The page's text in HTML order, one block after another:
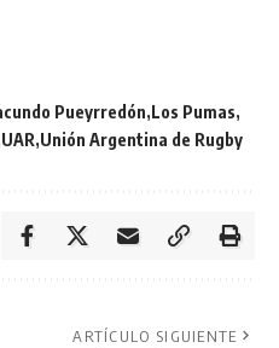
Pueyrredón Los Pumas
UAR Unión Argentina de Rugby
ARTÍCULO SIGUIENTE